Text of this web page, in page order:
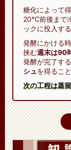
糖化によって
20℃前後まで
ックに投入す
発酵にかける
挟む週末は90
発酵が完了す
シュを得るこ
次の工程は蒸